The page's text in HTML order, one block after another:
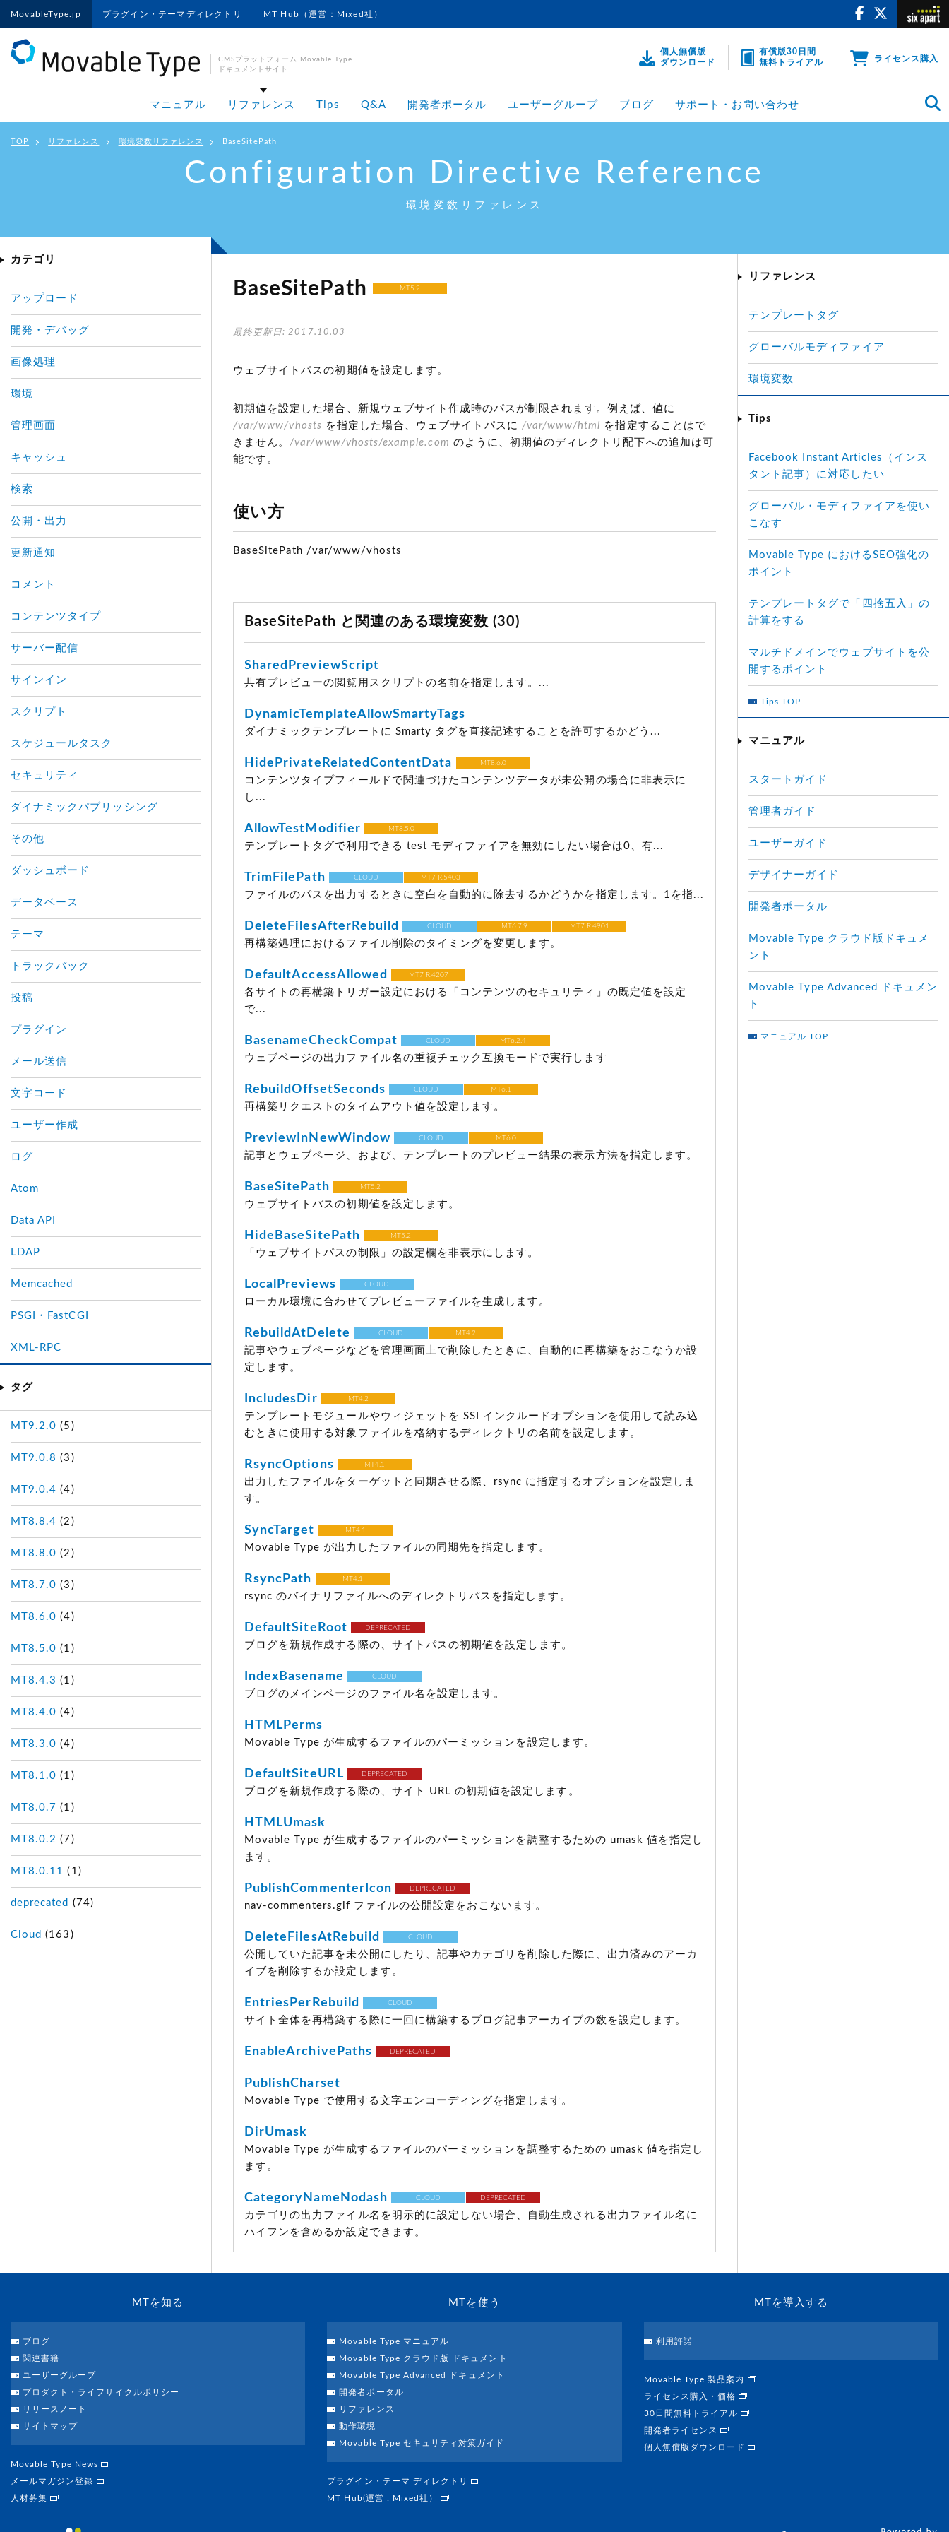
MovableType.jp プラグイン・テーマディレクトリ MT Hub（運営：Mixed社）
CMSプラットフォーム Movable Type
ドキュメントサイト
個人無償版
ダウンロード
有償版30日間
無料トライアル
ライセンス購入
マニュアル リファレンス Tips Q&A 開発者ポータル ユーザーグループ ブログ サポート・お問い合わせ
TOP リファレンス 環境変数リファレンス BaseSitePath
Configuration Directive Reference
環境変数リファレンス
BaseSitePath MT5.2
最終更新日: 2017.10.03
ウェブサイトパスの初期値を設定します。
初期値を設定した場合、新規ウェブサイト作成時のパスが制限されます。例えば、値に
/var/www/vhosts を指定した場合、ウェブサイトパスに /var/www/html を指定することはで
きません。/var/www/vhosts/example.com のように、初期値のディレクトリ配下への追加は可
能です。
使い方
BaseSitePath /var/www/vhosts
BaseSitePath と関連のある環境変数 (30)
SharedPreviewScript
共有プレビューの閲覧用スクリプトの名前を指定します。...
DynamicTemplateAllowSmartyTags
ダイナミックテンプレートに Smarty タグを直接記述することを許可するかどう...
HidePrivateRelatedContentData MT8.6.0
コンテンツタイプフィールドで関連づけたコンテンツデータが未公開の場合に非表示に
し...
AllowTestModifier MT8.5.0
テンプレートタグで利用できる test モディファイアを無効にしたい場合は0、有...
TrimFilePath CLOUD MT7 R.5403
ファイルのパスを出力するときに空白を自動的に除去するかどうかを指定します。1を指...
DeleteFilesAfterRebuild CLOUD MT6.7.9 MT7 R.4901
再構築処理におけるファイル削除のタイミングを変更します。
DefaultAccessAllowed MT7 R.4207
各サイトの再構築トリガー設定における「コンテンツのセキュリティ」の既定値を設定
で...
BasenameCheckCompat CLOUD MT6.2.4
ウェブページの出力ファイル名の重複チェック互換モードで実行します
RebuildOffsetSeconds CLOUD MT6.1
再構築リクエストのタイムアウト値を設定します。
PreviewInNewWindow CLOUD MT6.0
記事とウェブページ、および、テンプレートのプレビュー結果の表示方法を指定します。
BaseSitePath MT5.2
ウェブサイトパスの初期値を設定します。
HideBaseSitePath MT5.2
「ウェブサイトパスの制限」の設定欄を非表示にします。
LocalPreviews CLOUD
ローカル環境に合わせてプレビューファイルを生成します。
RebuildAtDelete CLOUD MT4.2
記事やウェブページなどを管理画面上で削除したときに、自動的に再構築をおこなうか設
定します。
IncludesDir MT4.2
テンプレートモジュールやウィジェットを SSI インクルードオプションを使用して読み込
むときに使用する対象ファイルを格納するディレクトリの名前を設定します。
RsyncOptions MT4.1
出力したファイルをターゲットと同期させる際、rsync に指定するオプションを設定しま
す。
SyncTarget MT4.1
Movable Type が出力したファイルの同期先を指定します。
RsyncPath MT4.1
rsync のバイナリファイルへのディレクトリパスを指定します。
DefaultSiteRoot DEPRECATED
ブログを新規作成する際の、サイトパスの初期値を設定します。
IndexBasename CLOUD
ブログのメインページのファイル名を設定します。
HTMLPerms
Movable Type が生成するファイルのパーミッションを設定します。
DefaultSiteURL DEPRECATED
ブログを新規作成する際の、サイト URL の初期値を設定します。
HTMLUmask
Movable Type が生成するファイルのパーミッションを調整するための umask 値を指定し
ます。
PublishCommenterIcon DEPRECATED
nav-commenters.gif ファイルの公開設定をおこないます。
DeleteFilesAtRebuild CLOUD
公開していた記事を未公開にしたり、記事やカテゴリを削除した際に、出力済みのアーカ
イブを削除するか設定します。
EntriesPerRebuild CLOUD
サイト全体を再構築する際に一回に構築するブログ記事アーカイブの数を設定します。
EnableArchivePaths DEPRECATED
PublishCharset
Movable Type で使用する文字エンコーディングを指定します。
DirUmask
Movable Type が生成するファイルのパーミッションを調整するための umask 値を指定し
ます。
CategoryNameNodash CLOUD DEPRECATED
カテゴリの出力ファイル名を明示的に設定しない場合、自動生成される出力ファイル名に
ハイフンを含めるか設定できます。
カテゴリ
アップロード
開発・デバッグ
画像処理
環境
管理画面
キャッシュ
検索
公開・出力
更新通知
コメント
コンテンツタイプ
サーバー配信
サインイン
スクリプト
スケジュールタスク
セキュリティ
ダイナミックパブリッシング
その他
ダッシュボード
データベース
テーマ
トラックバック
投稿
プラグイン
メール送信
文字コード
ユーザー作成
ログ
Atom
Data API
LDAP
Memcached
PSGI・FastCGI
XML-RPC
タグ
MT9.2.0 (5)
MT9.0.8 (3)
MT9.0.4 (4)
MT8.8.4 (2)
MT8.8.0 (2)
MT8.7.0 (3)
MT8.6.0 (4)
MT8.5.0 (1)
MT8.4.3 (1)
MT8.4.0 (4)
MT8.3.0 (4)
MT8.1.0 (1)
MT8.0.7 (1)
MT8.0.2 (7)
MT8.0.11 (1)
deprecated (74)
Cloud (163)
リファレンス
テンプレートタグ
グローバルモディファイア
環境変数
Tips
Facebook Instant Articles（インス
タント記事）に対応したい
グローバル・モディファイアを使い
こなす
Movable Type におけるSEO強化の
ポイント
テンプレートタグで「四捨五入」の
計算をする
マルチドメインでウェブサイトを公
開するポイント
Tips TOP
マニュアル
スタートガイド
管理者ガイド
ユーザーガイド
デザイナーガイド
開発者ポータル
Movable Type クラウド版ドキュメ
ント
Movable Type Advanced ドキュメン
ト
マニュアル TOP
MTを知る
ブログ
関連書籍
ユーザーグループ
プロダクト・ライフサイクルポリシー
リリースノート
サイトマップ
Movable Type News
メールマガジン登録
人材募集
MTを使う
Movable Type マニュアル
Movable Type クラウド版 ドキュメント
Movable Type Advanced ドキュメント
開発者ポータル
リファレンス
動作環境
Movable Type セキュリティ対策ガイド
プラグイン・テーマ ディレクトリ
MT Hub(運営 : Mixed社）
MTを導入する
利用許諾
Movable Type 製品案内
ライセンス購入・価格
30日間無料トライアル
開発者ライセンス
個人無償版ダウンロード